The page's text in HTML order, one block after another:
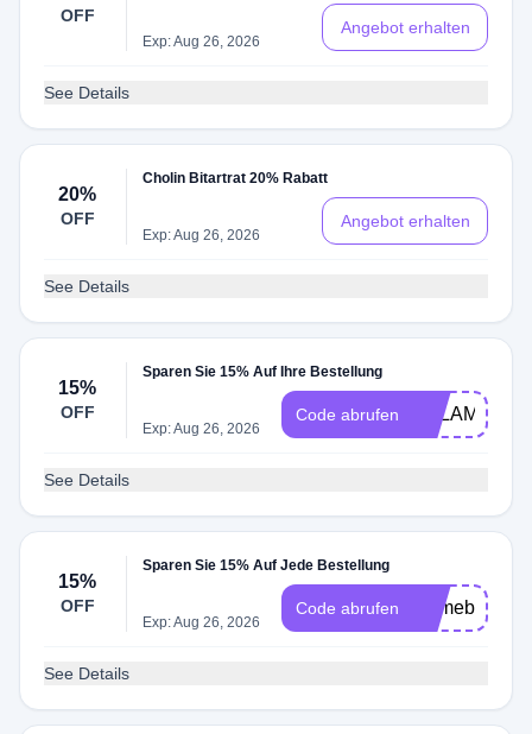
OFF
Exp: Aug 26, 2026
Angebot erhalten
See Details
20%
OFF
Cholin Bitartrat 20% Rabatt
Exp: Aug 26, 2026
Angebot erhalten
See Details
15%
OFF
Sparen Sie 15% Auf Ihre Bestellung
Exp: Aug 26, 2026
Code abrufen TGLAM15
See Details
15%
OFF
Sparen Sie 15% Auf Jede Bestellung
Exp: Aug 26, 2026
Code abrufen lcomeback15
See Details